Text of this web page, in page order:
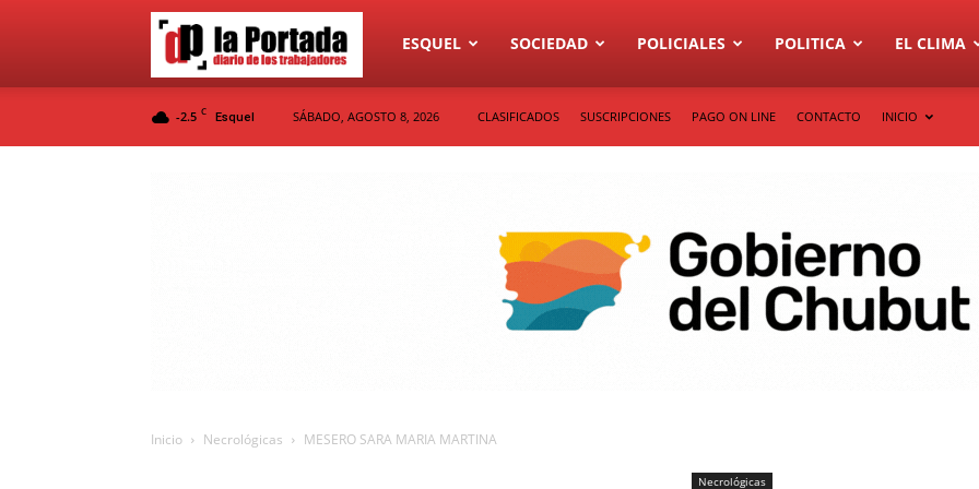
Diario
ESQUEL SOCIEDAD POLICIALES POLITICA EL CLIMA
-2.5 C Esquel SÁBADO, AGOSTO 8, 2026 CLASIFICADOS SUSCRIPCIONES PAGO ON LINE CONTACTO INICIO
Inicio Necrológicas MESERO SARA MARIA MARTINA
Necrológicas